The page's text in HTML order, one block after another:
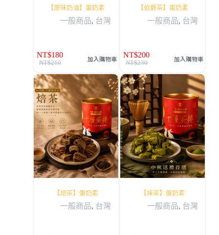
【原味奶油】蛋奶素
一般商品, 台灣
NT$210
NT$180 加入購物車
【伯爵茶】蛋奶素
一般商品, 台灣
NT$230
NT$200 加入購物車
【焙茶】蛋奶素
一般商品, 台灣
【抹茶】蛋奶素
一般商品, 台灣